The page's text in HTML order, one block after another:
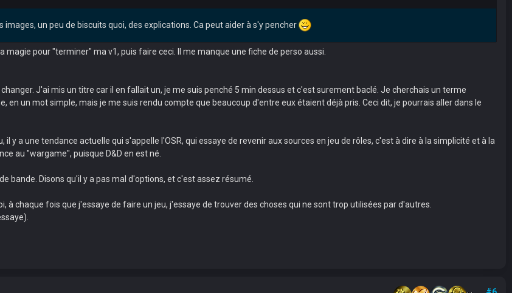
un peu de biscuits quoi, des explications. Ca peut aider à s'y pencher
magie pour "terminer" ma v1, puis faire ceci. Il me manque une fiche de perso aussi.
J'ai mis un titre car il en fallait un, je me suis penché 5 min dessus et c'est surement baclé. Je cherchais un terme
en un mot simple, mais je me suis rendu compte que beaucoup d'entre eux étaient déjà pris. Ceci dit, je pourrais aller dans le
y a une tendance actuelle qui s'appelle l'OSR, qui essaye de revenir aux sources en jeu de rôles, c'est à dire à la simplicité et à la
au "wargame", puisque D&D en est né.
bande. Disons qu'il y a pas mal d'options, et c'est assez résumé.
à chaque fois que j'essaye de faire un jeu, j'essaye de trouver des choses qui ne sont trop utilisées par d'autres.